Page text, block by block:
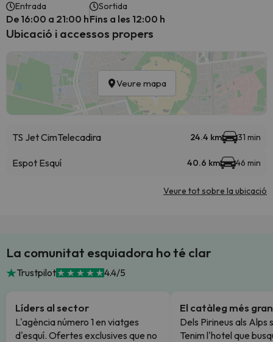
Entrada
De 16:00 a 21:00 h
Sortida
Fins a les 12:00 h
Ubicació i accessos propers
Veure mapa
TS Jet CimTelecadira 24.4 km 31 min
Espot Esquí 40.6 km 46 min
Veure tot sobre la ubicació
La comunitat esquiadora ho té clar
Trustpilot 4.4/5
Líders al sector
L'agència número 1 en viatges
d'esquí. Ofertes exclusives que no
El catàleg més gran
Dels Pirineus als Alps
Tenim l'hotel que